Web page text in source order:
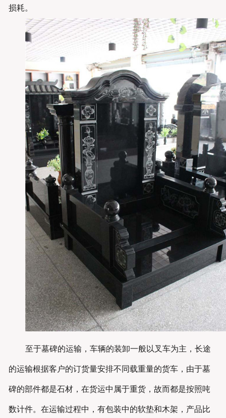
损耗。
至于墓碑的运输，车辆的装卸一般以叉车为主，长途
的运输根据客户的订货量安排不同载重量的货车，由于墓
碑的部件都是石材，在货运中属于重货，故而都是按照吨
数计件。在运输过程中，有包装中的软垫和木架，产品比